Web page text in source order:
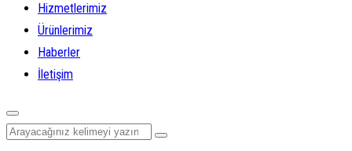
Hizmetlerimiz
Ürünlerimiz
Haberler
İletişim